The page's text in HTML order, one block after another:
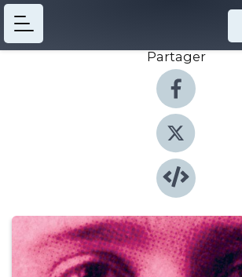
Partager